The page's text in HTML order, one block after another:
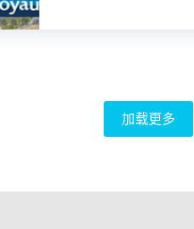
加载更多